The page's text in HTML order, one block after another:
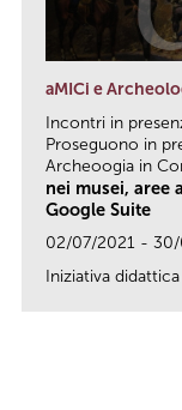
aMICi e
Incontri in
Proseguono in
Archeoogia in
nei musei, aree
Google Suite
02/07/2021 -
Iniziativa didattica